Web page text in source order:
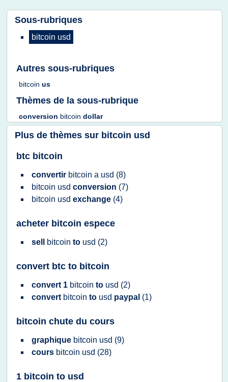
Sous-rubriques
bitcoin usd
Autres sous-rubriques
bitcoin us
Thèmes de la sous-rubrique
conversion bitcoin dollar
Plus de thèmes sur bitcoin usd
btc bitcoin
convertir bitcoin a usd (8)
bitcoin usd conversion (7)
bitcoin usd exchange (4)
acheter bitcoin espece
sell bitcoin to usd (2)
convert btc to bitcoin
convert 1 bitcoin to usd (2)
convert bitcoin to usd paypal (1)
bitcoin chute du cours
graphique bitcoin usd (9)
cours bitcoin usd (28)
1 bitcoin to usd